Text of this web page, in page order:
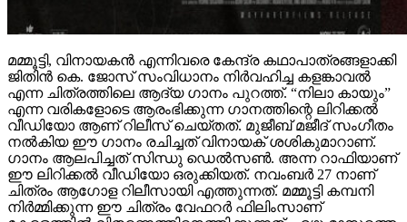
മമ്മൂട്ടി, വിനായകൻ എന്നിവരെ കേന്ദ്ര കഥാപാത്രങ്ങളാക്കി
ജിതിൻ കെ. ജോസ് സംവിധാനം നിർവഹിച്ച കളങ്കാവൽ
എന്ന ചിത്രത്തിലെ ആദ്യ ഗാനം പുറത്ത്. “നിലാ കായും”
എന്ന വരികളോടെ ആരംഭിക്കുന്ന ഗാനത്തിന്റെ ലിറിക്കൽ
വീഡിയോ ആണ് റിലീസ് ചെയ്തത്. മുജീബ് മജീദ് സംഗീതം
നൽകിയ ഈ ഗാനം രചിച്ചത് വിനായക് ശശികുമാറാണ്.
ഗാനം ആലപിച്ചത് സിന്ധു ഡെൽസൺ. അന്ന റാഫിയാണ്
ഈ ലിറിക്കൽ വീഡിയോ ഒരുക്കിയത്. നവംബർ 27 നാണ്
ചിത്രം ആഗോള റിലീസായി എത്തുന്നത്. മമ്മൂട്ടി കമ്പനി
നിർമ്മിക്കുന്ന ഈ ചിത്രം വേഫറർ ഫിലിംസാണ്